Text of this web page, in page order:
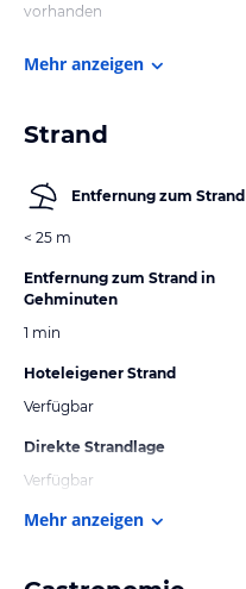
vorhanden
Mehr anzeigen
Strand
Entfernung zum Strand
< 25 m
Entfernung zum Strand in
Gehminuten
1 min
Hoteleigener Strand
Verfügbar
Direkte Strandlage
Verfügbar
Mehr anzeigen